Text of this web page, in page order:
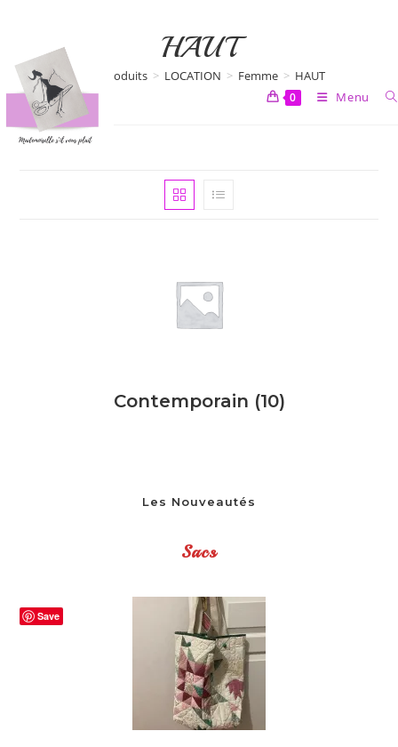
content
0 Menu
HAUT
Produits > LOCATION > Femme > HAUT
Contemporain (10)
Les Nouveautés
Sacs
Save